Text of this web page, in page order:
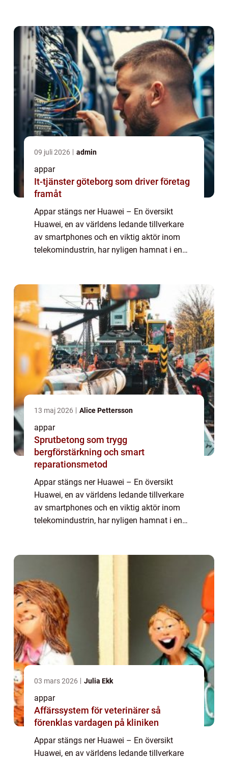
09 juli 2026 admin
appar
It-tjänster göteborg som driver företag
framåt
Appar stängs ner Huawei – En översikt
Huawei, en av världens ledande tillverkare
av smartphones och en viktig aktör inom
telekomindustrin, har nyligen hamnat i en
13 maj 2026 Alice Pettersson
appar
Sprutbetong som trygg
bergförstärkning och smart
reparationsmetod
Appar stängs ner Huawei – En översikt
Huawei, en av världens ledande tillverkare
av smartphones och en viktig aktör inom
telekomindustrin, har nyligen hamnat i en
03 mars 2026 Julia Ekk
appar
Affärssystem för veterinärer så
förenklas vardagen på kliniken
Appar stängs ner Huawei – En översikt
Huawei, en av världens ledande tillverkare